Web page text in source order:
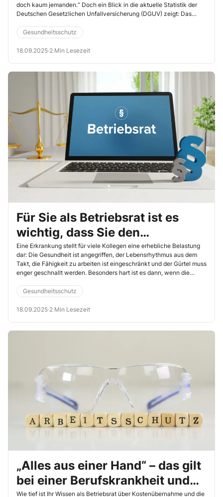
doch kaum jemanden.“ Doch ein Blick in die aktuelle Statistik der
Deutschen Gesetzlichen Unfallversicherung (DGUV) zeigt: Das
Kollegen im Ernstfall von enormer Bedeutung.
Gesundheitsschutz
18.09.2025·2 Min Lesezeit
Für Sie als Betriebsrat ist es
wichtig, dass Sie den
rechtlichen Rahmen von
Berufskrankheiten kennen
Eine Erkrankung stellt für viele Kollegen eine erhebliche Belastung
dar: Die Gesundheit ist angegriffen, der Lebensrhythmus aus dem
Takt, die Fähigkeit zu arbeiten ist eingeschränkt und der Gürtel muss
enger geschnallt werden. Besonders hart ist es dann, wenn die
auf den ersten Blick erkennbar, ob eine Krankheit auch tatsächlich
als Berufskrankheit anerkannt werden kann, und der Weg dahin ist
steinig. Umso wichtiger ist es, dass Sie als Betriebsrat über den
Gesundheitsschutz
18.09.2025·2 Min Lesezeit
„Alles aus einer Hand“ – das gilt
bei einer Berufskrankheit und
Wie tief ist Ihr Wissen als Betriebsrat über Kostenübernahme und die